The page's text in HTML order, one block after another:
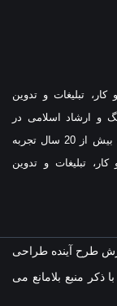
تبلیغات و تدوین
از وزارت فرهنگ و ارشاد اسلامی در
رسته مشاور از سال 1396 فعالیت خود را به واسطه بیش از 20 سال تجربه
تبلیغات و تدوین
طرح آینده طراحی
منبع بلامانع می